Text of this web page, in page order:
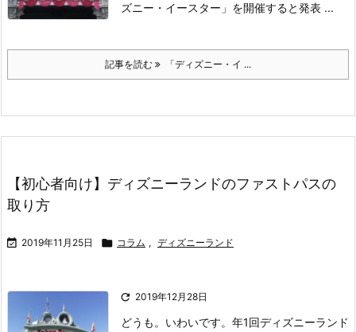
ズニー・イースター」を開催すると発表 ...
記事を読む 「ディズニー・イ ...
【初心者向け】ディズニーランドのファストパスの
取り方
 2019年11月25日  コラム , ディズニーランド
 2019年12月28日
どうも。いわいです。 年1回ディズニーランド